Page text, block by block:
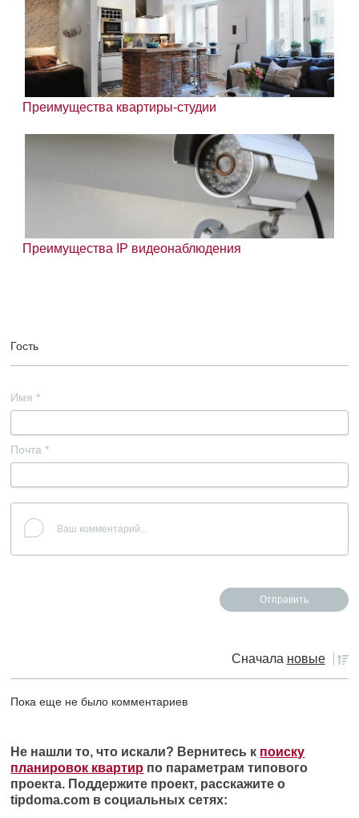
Преимущества квартиры-студии
Преимущества IP видеонаблюдения
Гость
Имя *
Почта *
Сначала новые
Пока еще не было комментариев
Не нашли то, что искали? Вернитесь к поиску
планировок квартир по параметрам типового
проекта. Поддержите проект, расскажите о
tipdoma.com в социальных сетях: